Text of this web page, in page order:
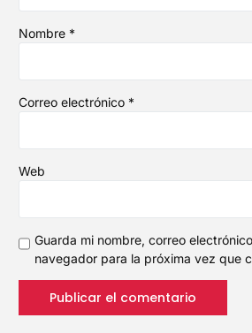
Nombre *
Correo electrónico *
Web
Guarda mi nombre, correo
navegador para la próxima vez que